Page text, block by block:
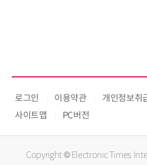
로그인 이용약관 개인정보취
사이트맵
PC버전
Copyright © Electronic Times